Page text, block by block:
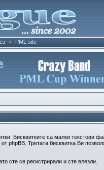
• PML site
Бисквитките са малки текстови
phpBB. Третата бисквитка Ви
сте се регистрирали и сте влезли.